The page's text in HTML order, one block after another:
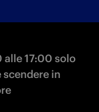
17:00 solo
in